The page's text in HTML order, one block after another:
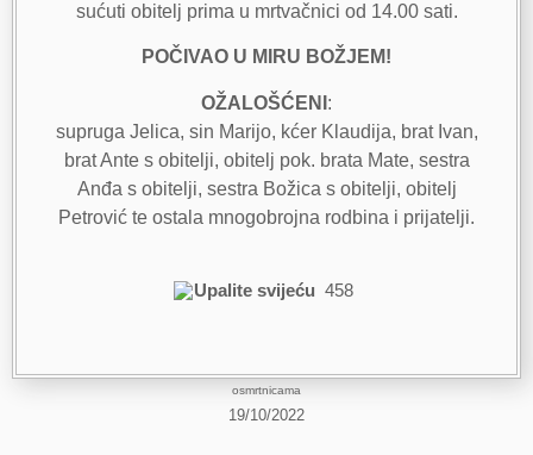
sućuti obitelj prima u mrtvačnici od 14.00 sati.
POČIVAO U MIRU BOŽJEM!
OŽALOŠĆENI :
supruga Jelica, sin Marijo, kćer Klaudija, brat Ivan,
brat Ante s obitelji, obitelj pok. brata Mate, sestra
Anđa s obitelji, sestra Božica s obitelji, obitelj
Petrović te ostala mnogobrojna rodbina i prijatelji.
Upalite svijeću 458
osmrtnicama
19/10/2022